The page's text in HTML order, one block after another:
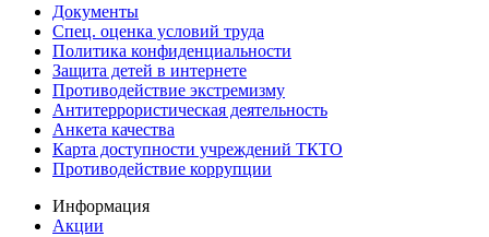
Документы
Спец. оценка условий труда
Политика конфиденциальности
Защита детей в интернете
Противодействие экстремизму
Антитеррористическая деятельность
Анкета качества
Карта доступности учреждений ТКТО
Противодействие коррупции
Информация
Акции